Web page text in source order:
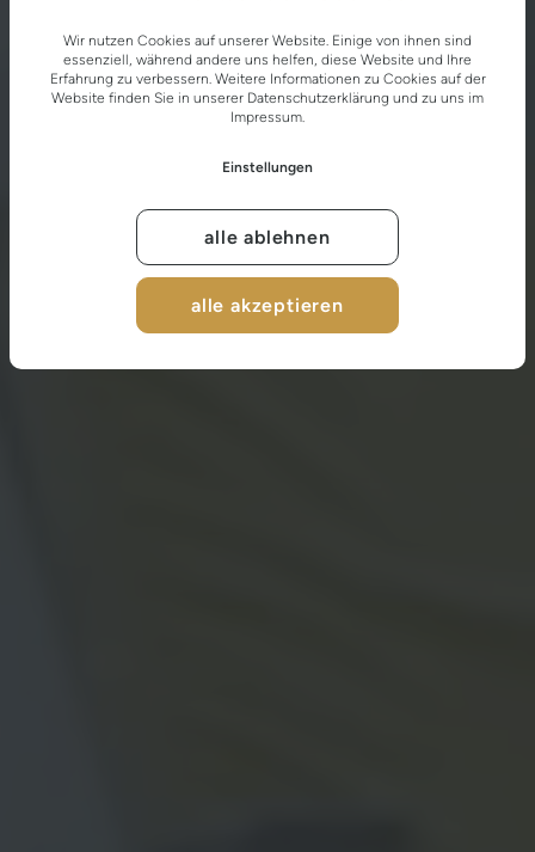
Wir nutzen Cookies auf unserer Website. Einige von ihnen sind
essenziell, während andere uns helfen, diese Website und Ihre
Erfahrung zu verbessern. Weitere Informationen zu Cookies auf der
Website finden Sie in unserer Datenschutzerklärung und zu uns im
Impressum.
Einstellungen
alle ablehnen
alle akzeptieren